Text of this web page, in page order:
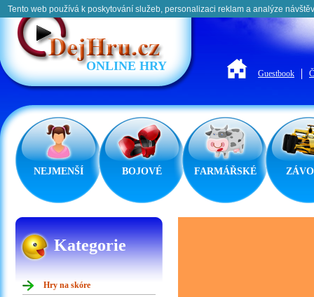
Tento web používá k poskytování služeb, personalizaci reklam a analýze
ONLINE HRY
Guestbook
NEJMENŠÍ BOJOVÉ FARMÁŘSKÉ
Kategorie
Hry na skóre